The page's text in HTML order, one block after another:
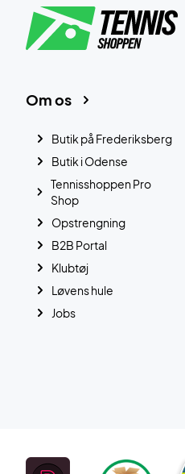
Om os
Butik på Frederiksberg
Butik i Odense
Tennisshoppen Pro
Shop
Opstrengning
B2B Portal
Klubtøj
Løvens hule
Jobs